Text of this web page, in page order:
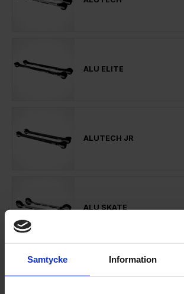
Samtycke Information
ALU ELITE
ALUTECH JR
ALU SKATE
ALU SKATE LONG